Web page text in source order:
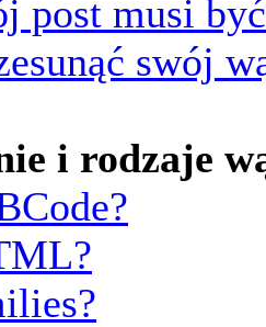
post musi
swój
i rodzaje